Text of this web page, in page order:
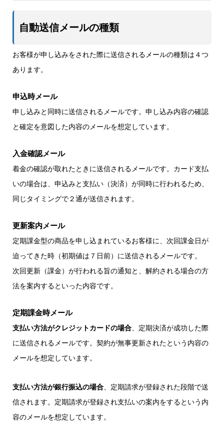
自動送信メールの種類
お客様が申し込みをされた際に送信されるメールの種類は４つ
あります。
申込時メール
申し込みと同時に送信されるメールです。申し込み内容の確認
と確定を意図した内容のメールを想定しています。
入金確認メール
着金の確認が取れたときに送信されるメールです。カード支払
いの場合は、申込みと支払い（決済）が同時に行われるため、
同じタイミングで２通が送信されます。
更新案内メール
定期課金型の商品を申し込まれているお客様に、次回課金日が
迫ってきた時（初期値は７日前）に送信されるメールです。
次回更新（課金）が行われる旨の通知と、解約される場合の方
法を案内するといった内容です。
定期課金時メール
支払い方法がクレジットカードの場合 、定期決済が成功した際
に送信されるメールです。契約が無事更新されたという内容の
メールを想定しています。
支払い方法が銀行振込の場合 、定期請求が登録された段階で送
信されます。定期請求が登録され支払いの案内をするという内
容のメールを想定しています。